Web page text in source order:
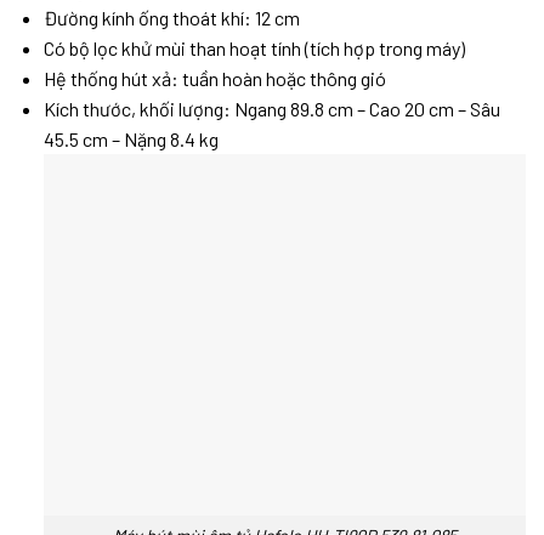
Đường kính ống thoát khí: 12 cm
Có bộ lọc khử mùi than hoạt tính (tích hợp trong máy)
Hệ thống hút xả: tuần hoàn hoặc thông gió
Kích thước, khối lượng: Ngang 89.8 cm – Cao 20 cm – Sâu
45.5 cm – Nặng 8.4 kg